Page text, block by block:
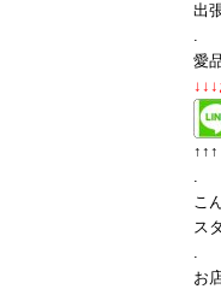
出
.
愛
↑↑↑
.
こ
ス
.
お